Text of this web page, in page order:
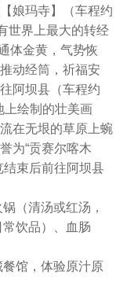
娘玛寺】（车程约
世界上最大的转经
体金黄，气势恢
动经筒，祈福安
阿坝县（车程约
上绘制的壮美画
在无垠的草原上蜿
为“贡赛尔喀木
结束后前往阿坝县
（清汤或红汤，
饮品）、血肠
馆，体验原汁原